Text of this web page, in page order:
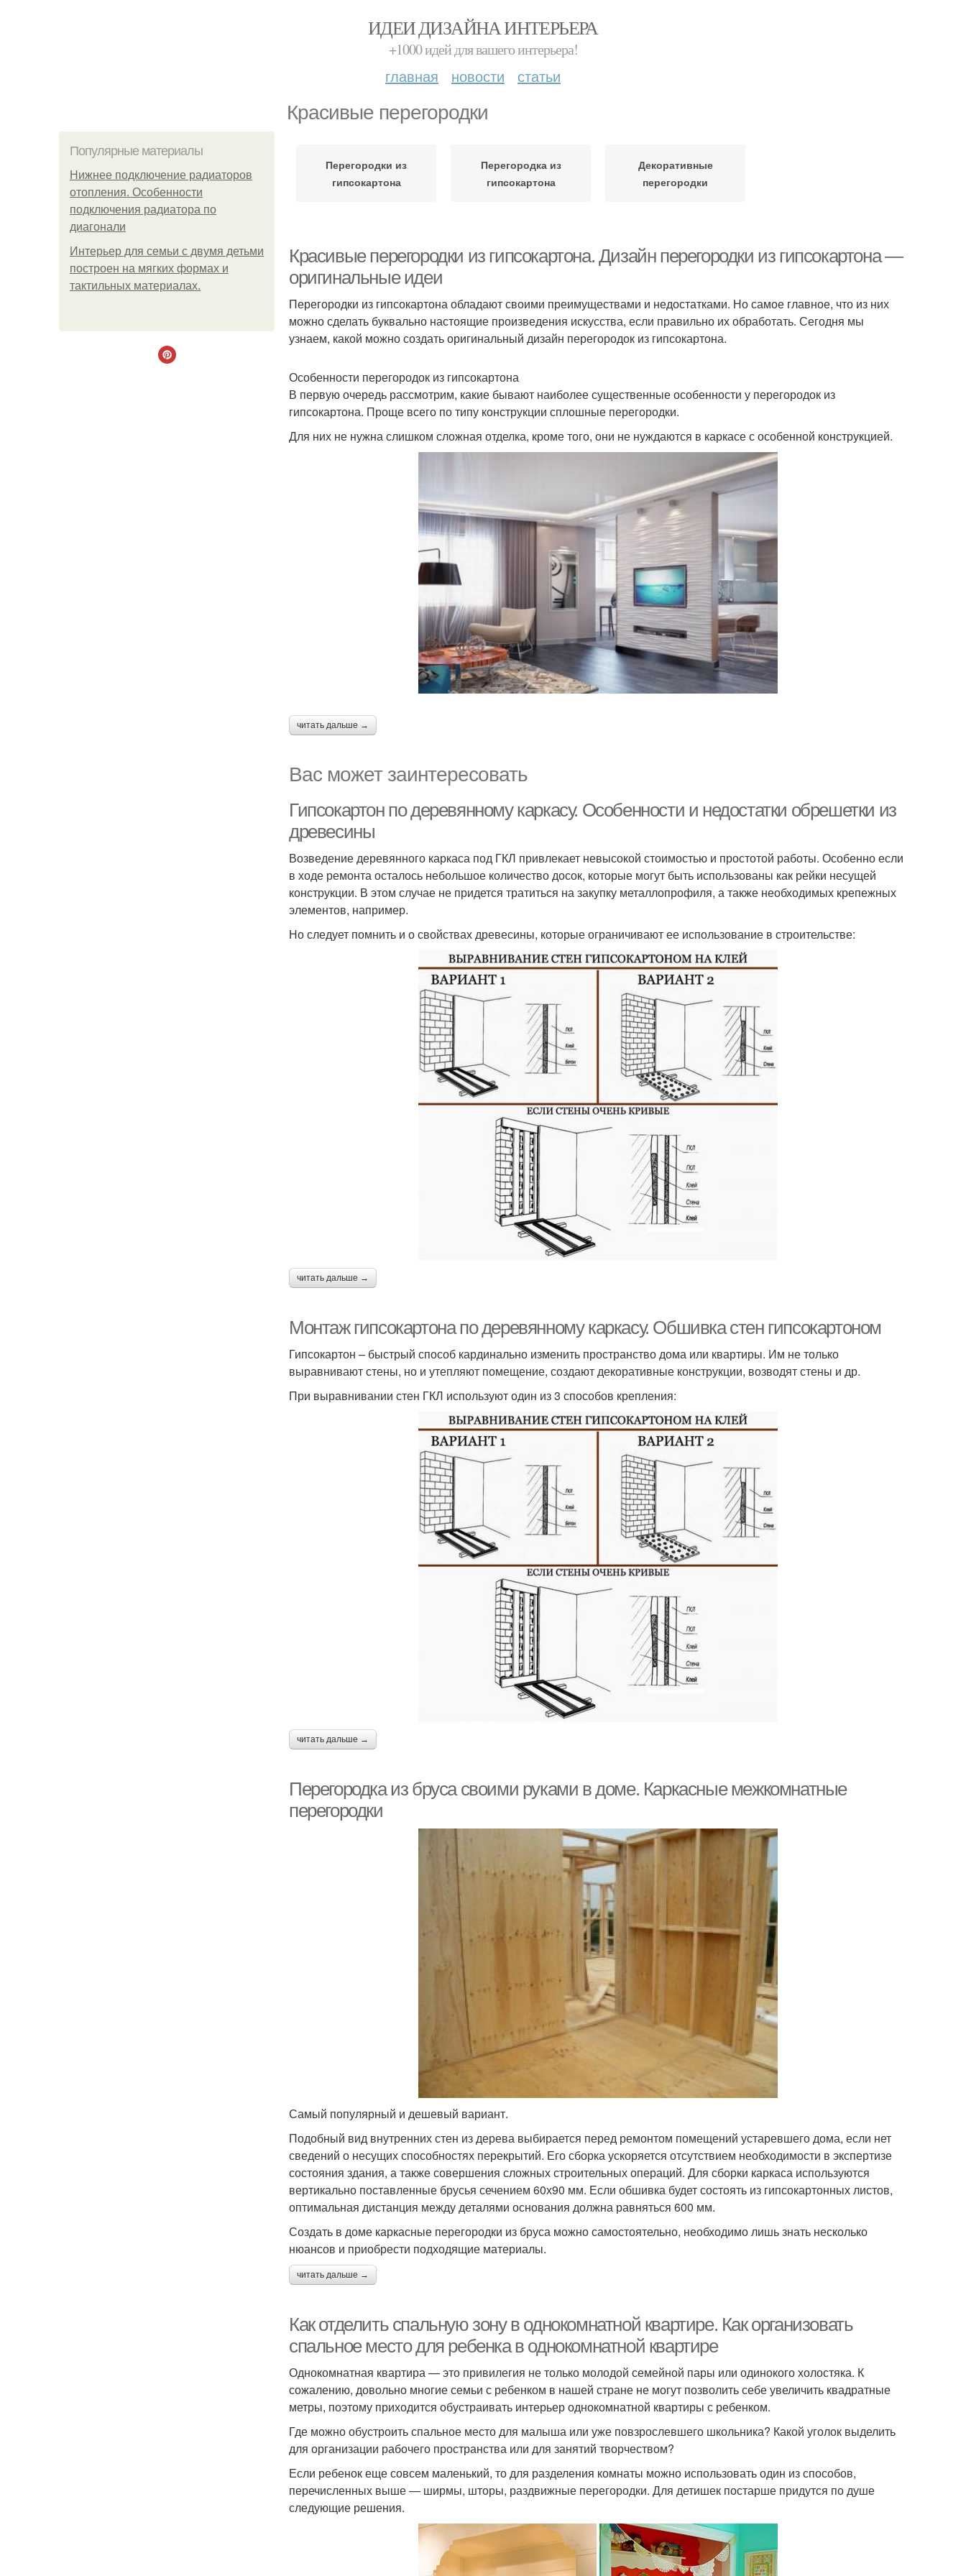
ИДЕИ ДИЗАЙНА ИНТЕРЬЕРА
+1000 идей для вашего интерьера!
главная новости статьи
Красивые перегородки
Популярные материалы
Нижнее подключение радиаторов
отопления. Особенности
подключения радиатора по
диагонали
Интерьер для семьи с двумя детьми
построен на мягких формах и
тактильных материалах.
Перегородки из
гипсокартона
Перегородка из
гипсокартона
Декоративные
перегородки
Красивые перегородки из гипсокартона. Дизайн перегородки из гипсокартона —
оригинальные идеи
Перегородки из гипсокартона обладают своими преимуществами и недостатками. Но самое главное, что из них
можно сделать буквально настоящие произведения искусства, если правильно их обработать. Сегодня мы
узнаем, какой можно создать оригинальный дизайн перегородок из гипсокартона.
Особенности перегородок из гипсокартона
В первую очередь рассмотрим, какие бывают наиболее существенные особенности у перегородок из
гипсокартона. Проще всего по типу конструкции сплошные перегородки.
Для них не нужна слишком сложная отделка, кроме того, они не нуждаются в каркасе с особенной конструкцией.
читать дальше →
Вас может заинтересовать
Гипсокартон по деревянному каркасу. Особенности и недостатки обрешетки из
древесины
Возведение деревянного каркаса под ГКЛ привлекает невысокой стоимостью и простотой работы. Особенно если
в ходе ремонта осталось небольшое количество досок, которые могут быть использованы как рейки несущей
конструкции. В этом случае не придется тратиться на закупку металлопрофиля, а также необходимых крепежных
элементов, например.
Но следует помнить и о свойствах древесины, которые ограничивают ее использование в строительстве:
читать дальше →
Монтаж гипсокартона по деревянному каркасу. Обшивка стен гипсокартоном
Гипсокартон – быстрый способ кардинально изменить пространство дома или квартиры. Им не только
выравнивают стены, но и утепляют помещение, создают декоративные конструкции, возводят стены и др.
При выравнивании стен ГКЛ используют один из 3 способов крепления:
читать дальше →
Перегородка из бруса своими руками в доме. Каркасные межкомнатные
перегородки
Самый популярный и дешевый вариант.
Подобный вид внутренних стен из дерева выбирается перед ремонтом помещений устаревшего дома, если нет
сведений о несущих способностях перекрытий. Его сборка ускоряется отсутствием необходимости в экспертизе
состояния здания, а также совершения сложных строительных операций. Для сборки каркаса используются
вертикально поставленные брусья сечением 60х90 мм. Если обшивка будет состоять из гипсокартонных листов,
оптимальная дистанция между деталями основания должна равняться 600 мм.
Создать в доме каркасные перегородки из бруса можно самостоятельно, необходимо лишь знать несколько
нюансов и приобрести подходящие материалы.
читать дальше →
Как отделить спальную зону в однокомнатной квартире. Как организовать
спальное место для ребенка в однокомнатной квартире
Однокомнатная квартира — это привилегия не только молодой семейной пары или одинокого холостяка. К
сожалению, довольно многие семьи с ребенком в нашей стране не могут позволить себе увеличить квадратные
метры, поэтому приходится обустраивать интерьер однокомнатной квартиры с ребенком.
Где можно обустроить спальное место для малыша или уже повзрослевшего школьника? Какой уголок выделить
для организации рабочего пространства или для занятий творчеством?
Если ребенок еще совсем маленький, то для разделения комнаты можно использовать один из способов,
перечисленных выше — ширмы, шторы, раздвижные перегородки. Для детишек постарше придутся по душе
следующие решения.